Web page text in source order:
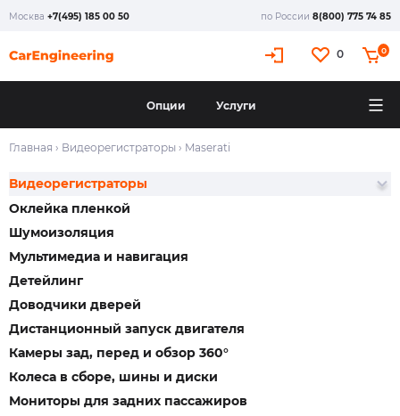
Москва +7(495) 185 00 50 по России 8(800) 775 74 85
0 0
Опции Услуги
Главная › Видеорегистраторы › Maserati
Оклейка пленкой
Шумоизоляция
Мультимедиа и навигация
Детейлинг
Доводчики дверей
Видеорегистраторы
Дистанционный запуск двигателя
Камеры зад, перед и обзор 360°
Колеса в сборе, шины и диски
Мониторы для задних пассажиров